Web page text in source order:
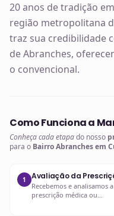
20 anos de tradição
região metropolitana
traz sua credibilidade
de Abranches,
o convencional.
Como Funciona a
Conheça cada etapado nosso
para o Bairro Abranches em
1 Avaliação da
Recebemos e analisamos a
prescrição médica ou